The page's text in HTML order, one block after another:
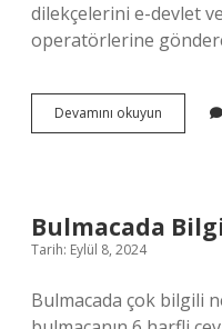
dilekçelerini e-devlet
operatörlerine
Devamını okuyun
Hat
Bulmacada
Tarih: Eylül 8, 2024
Bulmacada çok bilgili